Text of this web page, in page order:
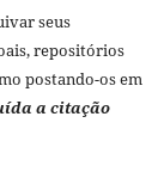
seus
repositórios
postando-os em
a citação